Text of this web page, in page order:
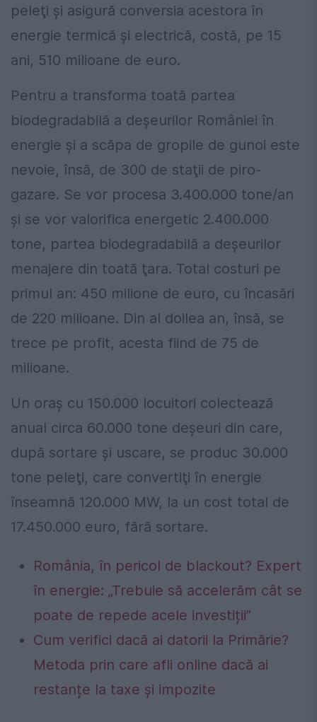
peleţi şi asigură conversia acestora în
energie termică şi electrică, costă, pe 15
ani, 510 milioane de euro.
Pentru a transforma toată partea
biodegradabilă a deşeurilor României în
energie şi a scăpa de gropile de gunoi este
nevoie, însă, de 300 de staţii de piro-
gazare. Se vor procesa 3.400.000 tone/an
şi se vor valorifica energetic 2.400.000
tone, partea biodegradabilă a deşeurilor
menajere din toată ţara. Total costuri pe
primul an: 450 milione de euro, cu încasări
de 220 milioane. Din al doilea an, însă, se
trece pe profit, acesta fiind de 75 de
milioane.
Un oraş cu 150.000 locuitori colectează
anual circa 60.000 tone deşeuri din care,
după sortare şi uscare, se produc 30.000
tone peleţi, care convertiţi în energie
înseamnă 120.000 MW, la un cost total de
17.450.000 euro, fără sortare.
România, în pericol de blackout? Expert
în energie: „Trebuie să accelerăm cât se
poate de repede acele investiții”
Cum verifici dacă ai datorii la Primărie?
Metoda prin care afli online dacă ai
restanțe la taxe și impozite